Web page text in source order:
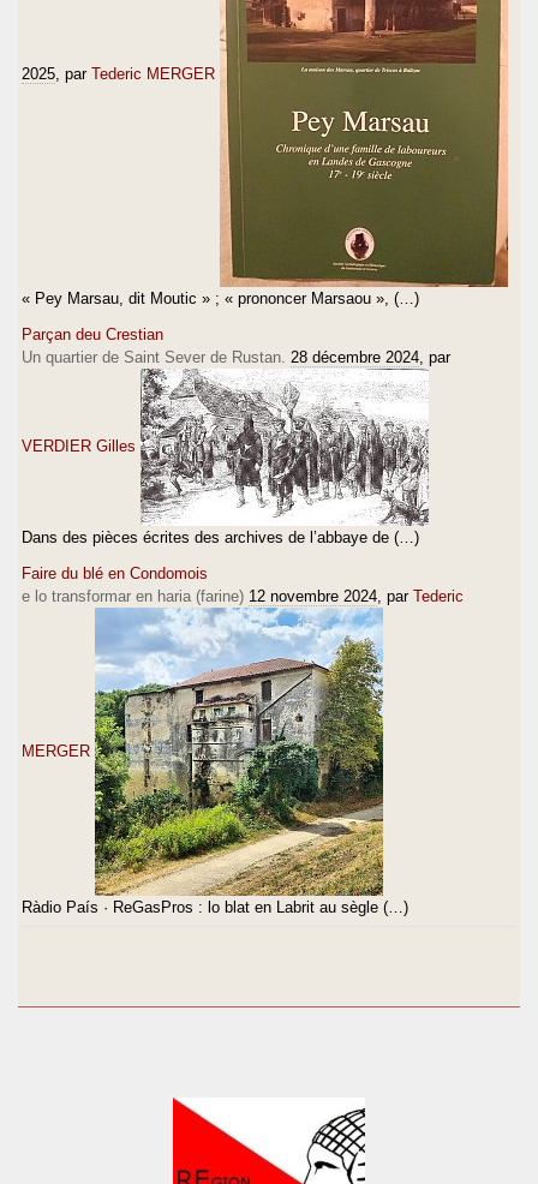
2025 , par Tederic MERGER
« Pey Marsau, dit Moutic » ; « prononcer Marsaou », (…)
Parçan deu Crestian
Un quartier de Saint Sever de Rustan. 28 décembre 2024 , par
VERDIER Gilles
Dans des pièces écrites des archives de l’abbaye de (…)
Faire du blé en Condomois
e lo transformar en haria (farine) 12 novembre 2024 , par Tederic
MERGER
Ràdio País · ReGasPros : lo blat en Labrit au sègle (…)